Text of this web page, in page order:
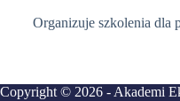
Organizuje szkolenia dla
Copyright © 2026 - Akademi